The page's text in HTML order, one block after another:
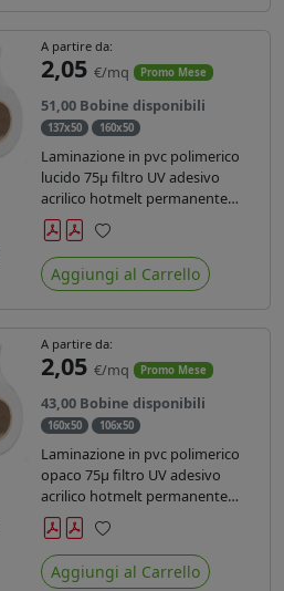
A partire da:
2,05 €/mq Promo Mese
51,00 Bobine disponibili
137x50 160x50
Laminazione in pvc polimerico
lucido 75µ filtro UV adesivo
acrilico hotmelt permanente
specifico per stampe con
inchiostri UV durata 7 anni indoor
e 5 outdoor. Dotato di certificato
ignifugo Bs1d0.
Preferiti
Aggiungi al Carrello
A partire da:
2,05 €/mq Promo Mese
43,00 Bobine disponibili
160x50 106x50
Laminazione in pvc polimerico
opaco 75µ filtro UV adesivo
acrilico hotmelt permanente
specifico per stampe con
inchiostri UV durata 7 anni indoor
e 5 outdoor. Dotato di certificato
ignifugo Bs1d0.
Preferiti
Aggiungi al Carrello